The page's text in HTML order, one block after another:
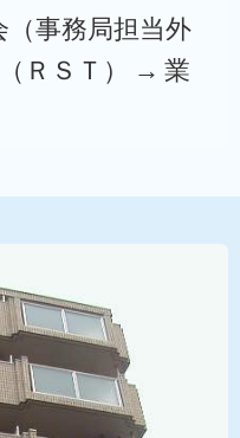
事務局担当外
ＲＳＴ） → 業